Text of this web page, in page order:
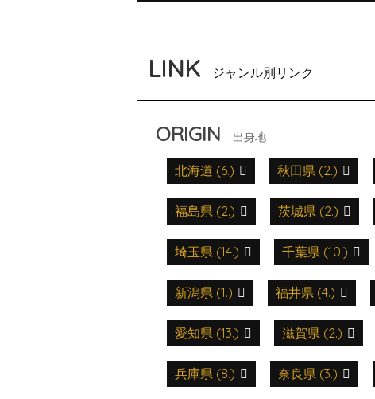
LINK ジャンル別リンク
ORIGIN 出身地
北海道 (6.) 秋田県 (2.)
福島県 (2.) 茨城県 (2.)
埼玉県 (14.) 千葉県 (10.)
新潟県 (1.) 福井県 (4.)
愛知県 (13.) 滋賀県 (2.)
兵庫県 (8.) 奈良県 (3.)